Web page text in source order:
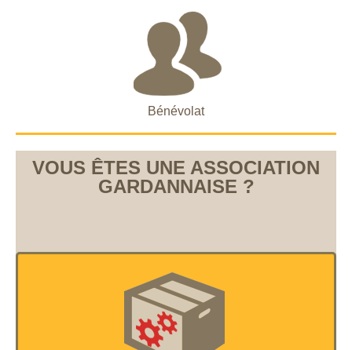
Bénévolat
VOUS ÊTES UNE ASSOCIATION
GARDANNAISE ?